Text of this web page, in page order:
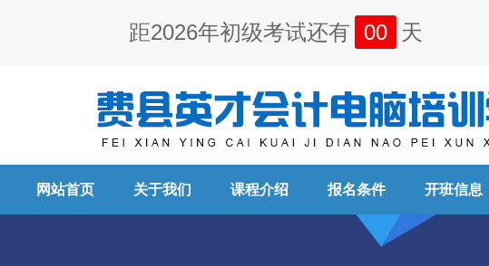
距2026年初级考试还有 00 天
网站首页 关于我们 课程介绍 报名条件 开班信息